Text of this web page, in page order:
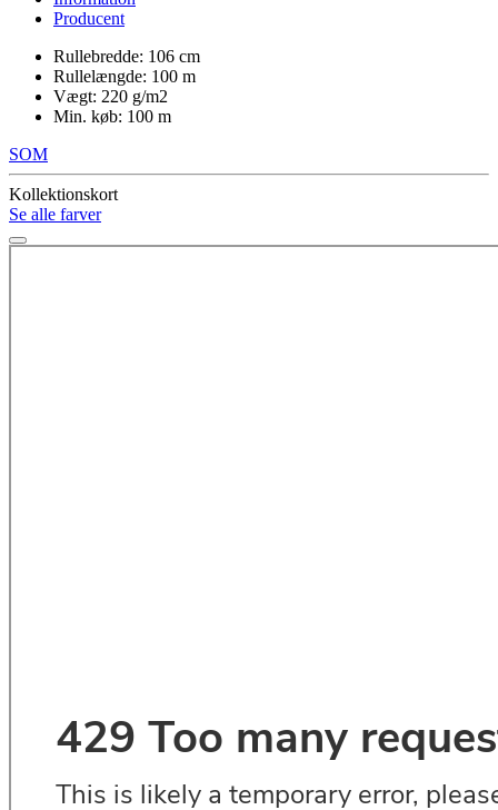
Producent
Rullebredde: 106 cm
Rullelængde: 100 m
Vægt: 220 g/m2
Min. køb: 100 m
SOM
Kollektionskort
Se alle farver